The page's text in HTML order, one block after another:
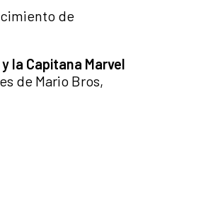
de
la Capitana Marvel
de Mario Bros,